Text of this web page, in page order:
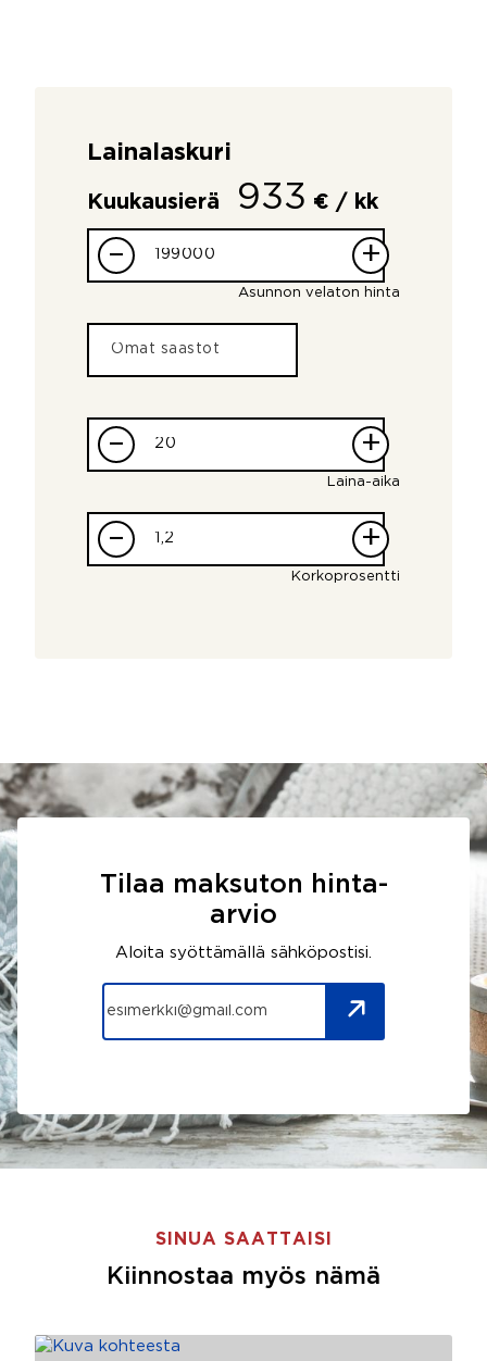
Lainalaskuri
Kuukausierä 933 € / kk
– +
Asunnon velaton hinta
– +
Laina-aika
– +
Korkoprosentti
Tilaa maksuton hinta-
arvio
Aloita syöttämällä sähköpostisi.
SINUA SAATTAISI
Kiinnostaa myös nämä